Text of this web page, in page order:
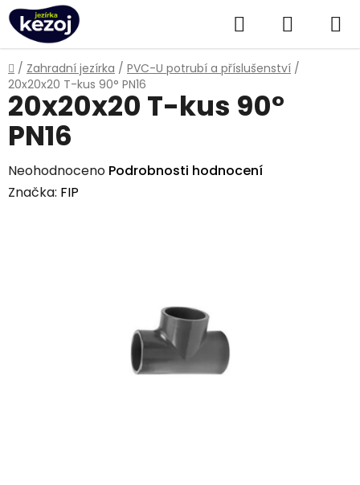
Přejít
na
obsah
Hledat
KOŠÍK
Domů
/ Zahradní jezírka / PVC-U potrubí a příslušenství /
20x20x20 T-kus 90° PN16
20x20x20 T-kus 90°
PN16
Průměrné
hodnocení
Neohodnoceno Podrobnosti hodnocení
Značka: FIP